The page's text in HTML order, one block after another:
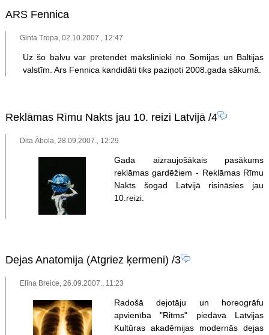
ARS Fennica
Ginta Tropa, 02.10.2007., 12:47
Uz šo balvu var pretendēt mākslinieki no Somijas un Baltijas
valstīm. Ars Fennica kandidāti tiks paziņoti 2008.gada sākumā.
Reklāmas Rīmu Nakts jau 10. reizi Latvijā/4
Dita Ābola, 28.09.2007., 12:29
Gada aizraujošākais pasākums
reklāmas gardēžiem - Reklāmas Rīmu
Nakts šogad Latvijā risināsies jau
10.reizi.
Dejas Anatomija (Atgriez ķermeni) /3
Elīna Breice, 26.09.2007., 11:23
Radošā dejotāju un horeogrāfu
apvienība "Ritms" piedāvā Latvijas
Kultūras akadēmijas modernās dejas